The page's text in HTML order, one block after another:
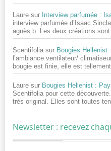
Laure sur Interview parfumée :
interview parfumée d’Isaac
agnès.b. Les deux créations sont
Scentifolia sur Bougies Hellenist
l’ambiance ventilateur/
bougie est finie, elle est
Laure sur Bougies Hellenist :
Scentifolia pour cette
très original. Elles sont toutes
Newsletter : recevez